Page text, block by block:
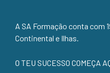
A SA Formação conta com
Continental e Ilhas.
O TEU SUCESSO COMEÇA